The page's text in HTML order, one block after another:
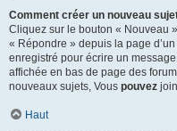
Comment créer un nouveau
Cliquez sur le bouton « Nouveau
« Répondre » depuis la page
enregistré pour écrire un
affichée en bas de page des
nouveaux sujets, Vous pouvez
Haut